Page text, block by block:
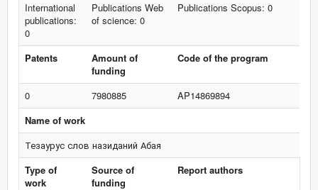
International
publications:
0
Publications Web
of science: 0
Publications Scopus: 0
Patents
Amount of
funding
Code of the program
0 7980885
AP14869894
Name of work
Тезаурус слов назиданий Абая
Type of
work
Source of
funding
Report authors